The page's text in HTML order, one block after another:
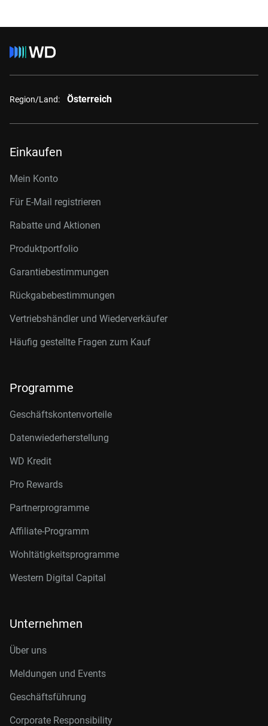
Region/Land: Österreich
Einkaufen
Mein Konto
Für E-Mail registrieren
Rabatte und Aktionen
Produktportfolio
Garantiebestimmungen
Rückgabebestimmungen
Vertriebshändler und Wiederverkäufer
Häufig gestellte Fragen zum Kauf
Programme
Geschäftskontenvorteile
Datenwiederherstellung
WD Kredit
Pro Rewards
Partnerprogramme
Affiliate-Programm
Wohltätigkeitsprogramme
Western Digital Capital
Unternehmen
Über uns
Meldungen und Events
Geschäftsführung
Corporate Responsibility